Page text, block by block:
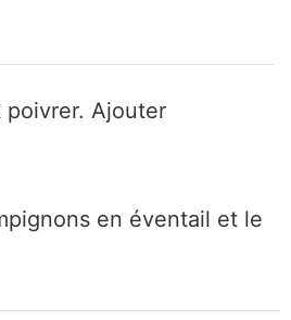
poivrer. Ajouter
en éventail et le